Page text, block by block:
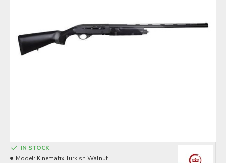
IN STOCK
Model: Kinematix Turkish Walnut